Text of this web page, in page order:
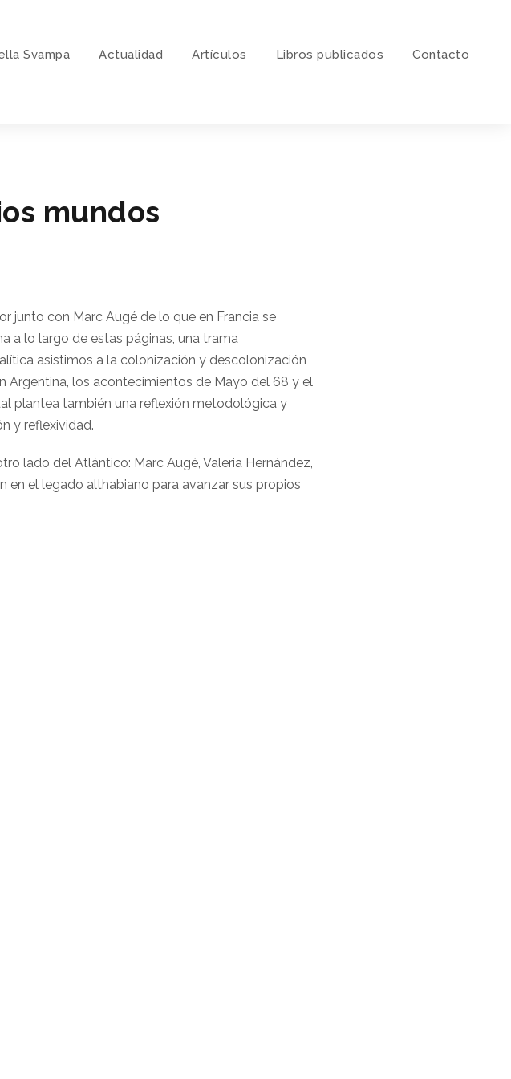
Svampa Actualidad Artí­culos Libros publicados Contacto
mundos
junto con Marc Augé de lo que en Francia se
a lo largo de estas páginas, una trama
asistimos a la colonización y descolonización
Argentina, los acontecimientos de Mayo del 68 y el
plantea también una reflexión metodológica y
y reflexividad.
lado del Atlántico: Marc Augé, Valeria Hernández,
en el legado althabiano para avanzar sus propios